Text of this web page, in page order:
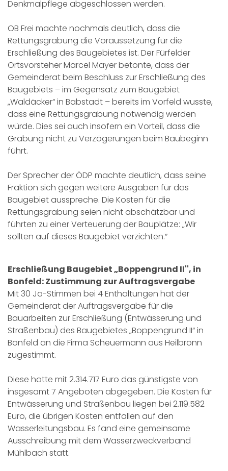
Denkmalpflege abgeschlossen werden.
OB Frei machte nochmals deutlich, dass die
Rettungsgrabung die Voraussetzung für die
Erschließung des Baugebietes ist. Der Fürfelder
Ortsvorsteher Marcel Mayer betonte, dass der
Gemeinderat beim Beschluss zur Erschließung des
Baugebiets – im Gegensatz zum Baugebiet
„Waldäcker“ in Babstadt – bereits im Vorfeld wusste,
dass eine Rettungsgrabung notwendig werden
würde. Dies sei auch insofern ein Vorteil, dass die
Grabung nicht zu Verzögerungen beim Baubeginn
führt.
Der Sprecher der ÖDP machte deutlich, dass seine
Fraktion sich gegen weitere Ausgaben für das
Baugebiet ausspreche. Die Kosten für die
Rettungsgrabung seien nicht abschätzbar und
führten zu einer Verteuerung der Bauplätze: „Wir
sollten auf dieses Baugebiet verzichten.“
Erschließung Baugebiet „Boppengrund II'', in
Bonfeld: Zustimmung zur Auftragsvergabe
Mit 30 Ja-Stimmen bei 4 Enthaltungen hat der
Gemeinderat der Auftragsvergabe für die
Bauarbeiten zur Erschließung (Entwässerung und
Straßenbau) des Baugebietes „Boppengrund II“ in
Bonfeld an die Firma Scheuermann aus Heilbronn
zugestimmt.
Diese hatte mit 2.314.717 Euro das günstigste von
insgesamt 7 Angeboten abgegeben. Die Kosten für
Entwässerung und Straßenbau liegen bei 2.119.582
Euro, die übrigen Kosten entfallen auf den
Wasserleitungsbau. Es fand eine gemeinsame
Ausschreibung mit dem Wasserzweckverband
Mühlbach statt.